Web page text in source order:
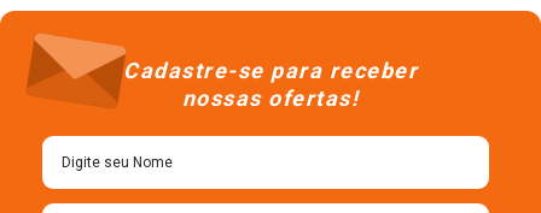
Cadastre-se para receber
nossas ofertas!